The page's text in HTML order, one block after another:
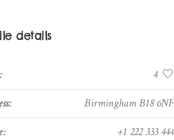
details
4
Birmingham B18 6NF
+1 222 333 444